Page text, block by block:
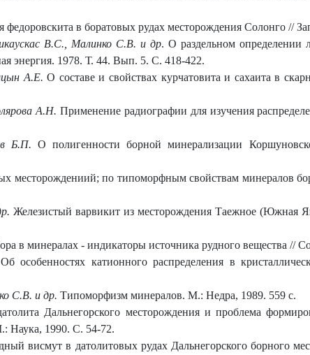
федоровскита в боратовых рудах месторождения Солонго
В.С., Малинко С.В. и др. О раздельном определении
энергия. 1978. Т. 44. Вып. 5. С. 418-422.
А.Е. О составе и свойствах курчатовита и сахаита в
А.Н. Применение радиографии для изучения
Б.П. О полигенности борной минерализации
месторождениий; по типоморфным свойствам минералов
Железистый варвикит из месторождения Таежное
в минералах - индикаторы источника рудного вещества //
Об особенностях катионного распределения в
С.В. и др. Типоморфизм минералов. М.: Недра, 1989. 559 с.
Дальнегорского месторождения и проблема
Наука, 1990. С. 54-72.
висмут в датолитовых рудах Дальнегорского борного